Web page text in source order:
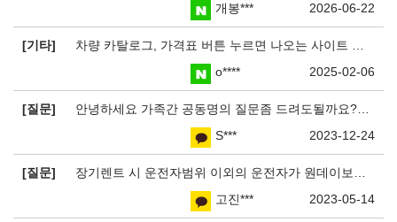
2026-06-22
개봉***
기타
2025-02-06
o****
질문
2023-12-24
S***
질문
2023-05-14
고진***